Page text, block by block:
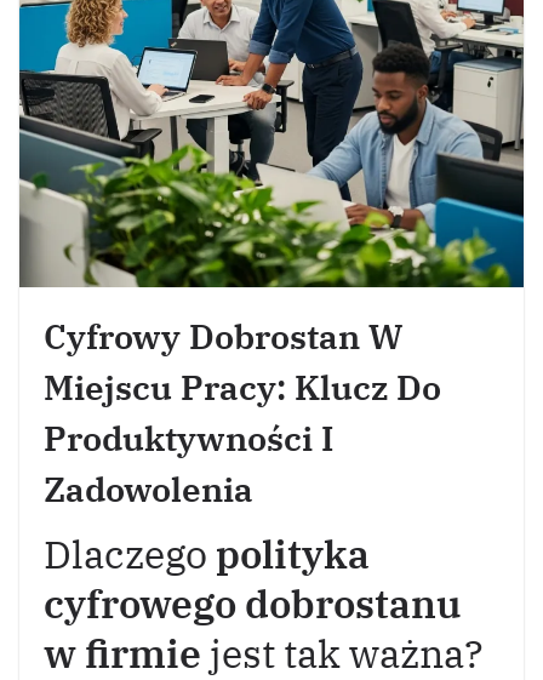
Cyfrowy Dobrostan W
Miejscu Pracy: Klucz Do
Produktywności I
Zadowolenia
Dlaczego polityka
cyfrowego dobrostanu
w firmie jest tak ważna?